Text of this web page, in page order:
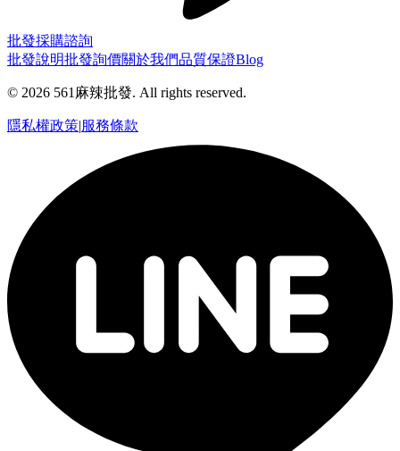
批發採購諮詢
批發說明批發詢價關於我們品質保證Blog
© 2026 561麻辣批發. All rights reserved.
隱私權政策|服務條款